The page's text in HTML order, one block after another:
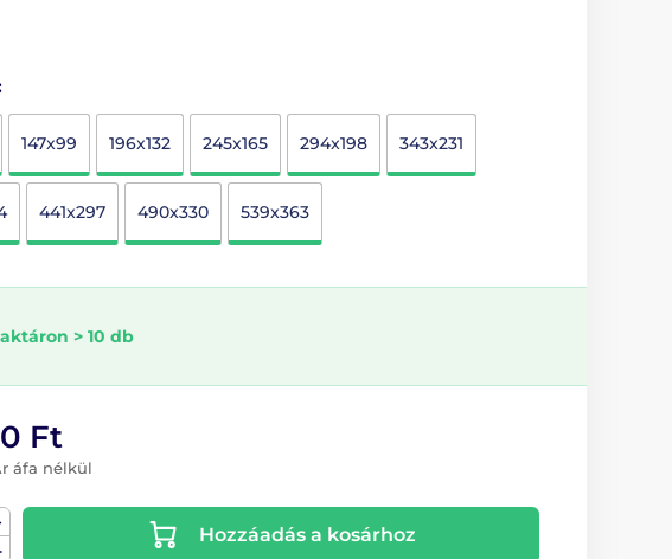
147x99 196x132 245x165 294x198 343x231
441x297 490x330 539x363
> 10 db
Ft
áfa nélkül
Hozzáadás a kosárhoz